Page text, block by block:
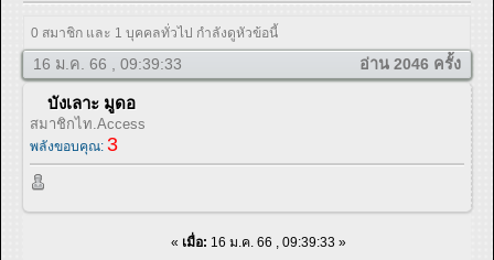
0 สมาชิก และ 1 บุคคลทั่วไป กำลังดูหัวข้อนี้
16 ม.ค. 66 , 09:39:33 อ่าน 2046 ครั้ง
บังเลาะ มูดอ
สมาชิกไท.Access
พลังขอบคุณ: 3
« เมื่อ: 16 ม.ค. 66 , 09:39:33 »